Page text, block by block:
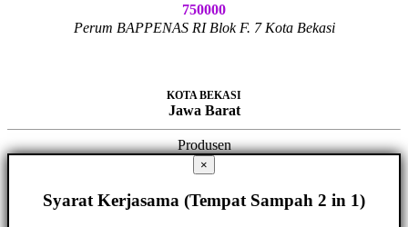
750000
Perum BAPPENAS RI Blok F. 7 Kota Bekasi
KOTA BEKASI
Jawa Barat
Produsen
×
Syarat Kerjasama (Tempat Sampah 2 in 1)